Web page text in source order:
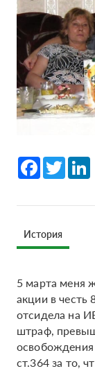
Facebook
Twitter
История
5 марта меня
акции в честь
отсидела на
штраф,
ст.364 за то,